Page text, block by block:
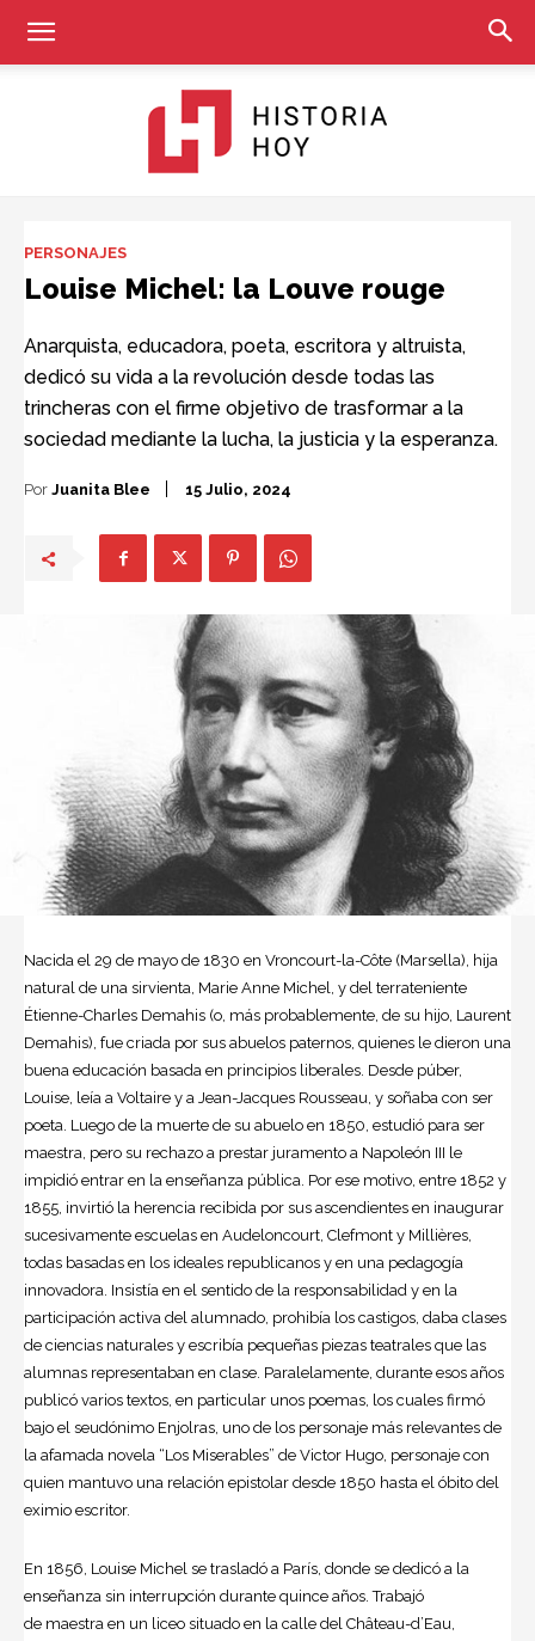
Hoy
PERSONAJES
Louise Michel: la Louve rouge
Anarquista, educadora, poeta, escritora y altruista,
dedicó su vida a la revolución desde todas las
trincheras con el firme objetivo de trasformar a la
sociedad mediante la lucha, la justicia y la esperanza.
Por Juanita Blee 15 Julio, 2024
Nacida el 29 de mayo de 1830 en Vroncourt-la-Côte (Marsella), hija
natural de una sirvienta, Marie Anne Michel, y del terrateniente
Étienne-Charles Demahis (o, más probablemente, de su hijo, Laurent
Demahis), fue criada por sus abuelos paternos, quienes le dieron una
buena educación basada en principios liberales. Desde púber,
Louise, leía a Voltaire y a Jean-Jacques Rousseau, y soñaba con ser
poeta. Luego de la muerte de su abuelo en 1850, estudió para ser
maestra, pero su rechazo a prestar juramento a Napoleón III le
impidió entrar en la enseñanza pública. Por ese motivo, entre 1852 y
1855, invirtió la herencia recibida por sus ascendientes en inaugurar
sucesivamente escuelas en Audeloncourt, Clefmont y Millières,
todas basadas en los ideales republicanos y en una pedagogía
innovadora. Insistía en el sentido de la responsabilidad y en la
participación activa del alumnado, prohibía los castigos, daba clases
de ciencias naturales y escribía pequeñas piezas teatrales que las
alumnas representaban en clase. Paralelamente, durante esos años
publicó varios textos, en particular unos poemas, los cuales firmó
bajo el seudónimo Enjolras, uno de los personaje más relevantes de
la afamada novela “Los Miserables” de Victor Hugo, personaje con
quien mantuvo una relación epistolar desde 1850 hasta el óbito del
eximio escritor.
En 1856, Louise Michel se trasladó a París, donde se dedicó a la
enseñanza sin interrupción durante quince años. Trabajó
de maestra en un liceo situado en la calle del Château-d’Eau,